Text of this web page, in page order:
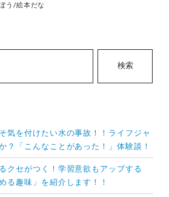
う /絵本だな
検索
気を付けたい水の事故！！ライフジャ
？「こんなことがあった！」体験談！
クセがつく！学習意欲もアップする
る趣味」を紹介します！！